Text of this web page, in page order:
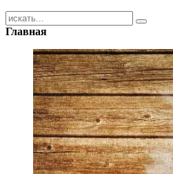
Главная